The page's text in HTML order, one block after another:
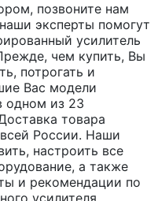
позвоните нам
эксперты помогут
усилитель
чем купить, Вы
потрогать и
Вас модели
одном из 23
товара
России. Наши
настроить все
а также
и рекомендации по